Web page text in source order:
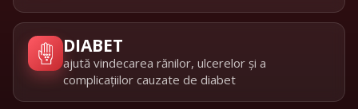
DIABET
ajută vindecarea rănilor, ulcerelor și a
complicațiilor cauzate de diabet